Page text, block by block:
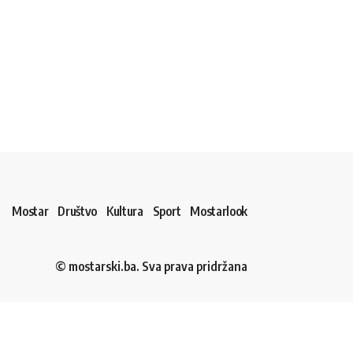
Mostar Društvo Kultura Sport Mostarlook
© mostarski.ba. Sva prava pridržana